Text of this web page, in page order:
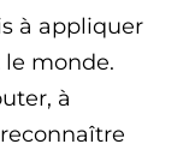
à appliquer
monde.
à